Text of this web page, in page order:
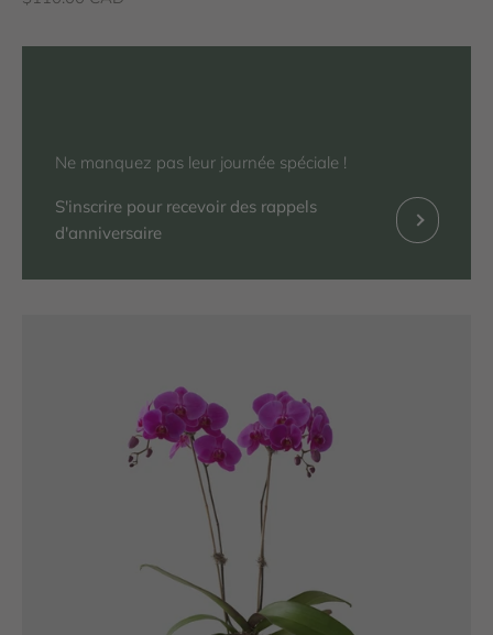
Ne manquez pas leur journée spéciale !
S'inscrire pour recevoir des rappels
d'anniversaire
Précédent